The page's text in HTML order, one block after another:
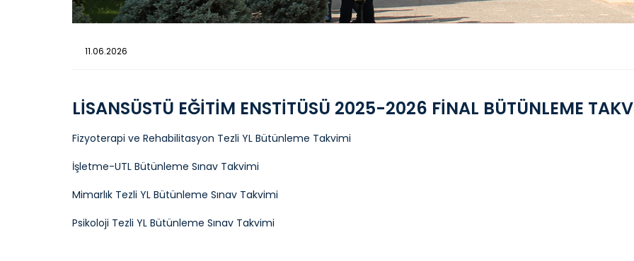
11.06.2026
LİSANSÜSTÜ EĞİTİM ENSTİTÜSÜ 2025-2026 FİNAL BÜTÜNLEME
Fizyoterapi ve Rehabilitasyon Tezli YL Bütünleme Takvimi
İşletme-UTL Bütünleme Sınav Takvimi
Mimarlık Tezli YL Bütünleme Sınav Takvimi
Psikoloji Tezli YL Bütünleme Sınav Takvimi